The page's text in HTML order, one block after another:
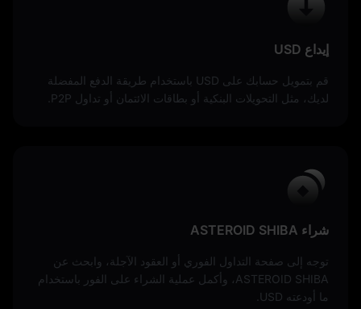
إيداع USD
قم بتمويل حسابك على USD باستخدام طريقة الدفع المفضلة
لديك، مثل التحويلات البنكية أو بطاقات الائتمان أو تداول P2P.
شراء ASTEROID SHIBA
توجه إلى صفحة التداول الفوري أو العقود الآجلة، وابحث عن
ASTEROID SHIBA، وأكمل عملية الشراء على الفور باستخدام
ما أودعته USD.